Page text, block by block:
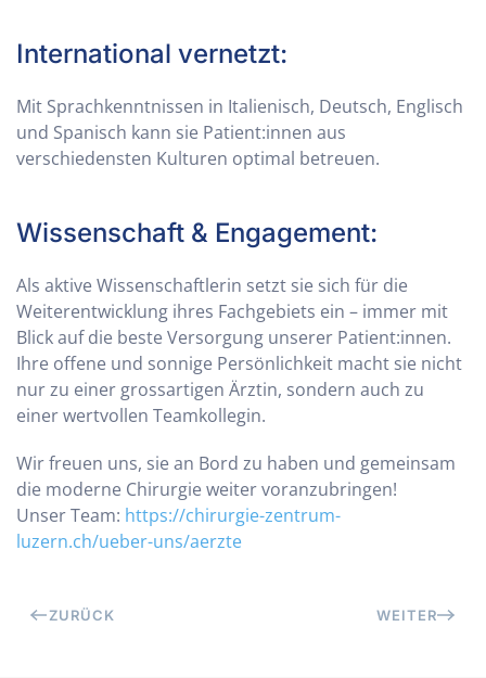
International vernetzt:
Mit Sprachkenntnissen in Italienisch, Deutsch, Englisch
und Spanisch kann sie Patient:innen aus
verschiedensten Kulturen optimal betreuen.
Wissenschaft & Engagement:
Als aktive Wissenschaftlerin setzt sie sich für die
Weiterentwicklung ihres Fachgebiets ein – immer mit
Blick auf die beste Versorgung unserer Patient:innen.
Ihre offene und sonnige Persönlichkeit macht sie nicht
nur zu einer grossartigen Ärztin, sondern auch zu
einer wertvollen Teamkollegin.
Wir freuen uns, sie an Bord zu haben und gemeinsam
die moderne Chirurgie weiter voranzubringen!
Unser Team: https://chirurgie-zentrum-
luzern.ch/ueber-uns/aerzte
ZURÜCK WEITER